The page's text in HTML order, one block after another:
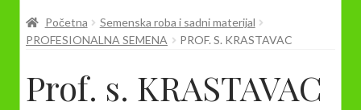
Prodavnica
Početna
Semenska roba i sadni materijal
PROFESIONALNA SEMENA
PROF. S. KRASTAVAC
Prof. s. KRASTAVAC